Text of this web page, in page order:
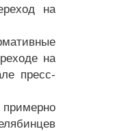
на
на
пресс-
примерно